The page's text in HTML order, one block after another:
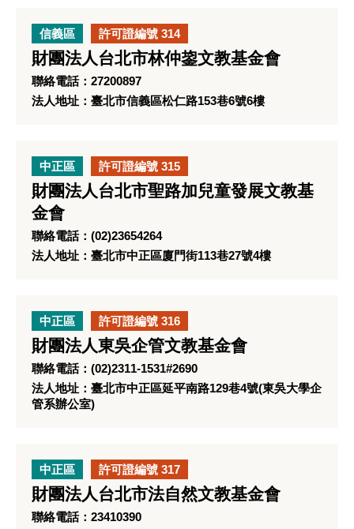
信義區 許可證編號 314
財團法人台北市林仲鋆文教基金會
聯絡電話：27200897
法人地址：臺北市信義區松仁路153巷6號6樓
中正區 許可證編號 315
財團法人台北市聖路加兒童發展文教基
金會
聯絡電話：(02)23654264
法人地址：臺北市中正區廈門街113巷27號4樓
中正區 許可證編號 316
財團法人東吳企管文教基金會
聯絡電話：(02)2311-1531#2690
法人地址：臺北市中正區延平南路129巷4號(東吳大學企
管系辦公室)
中正區 許可證編號 317
財團法人台北市法自然文教基金會
聯絡電話：23410390